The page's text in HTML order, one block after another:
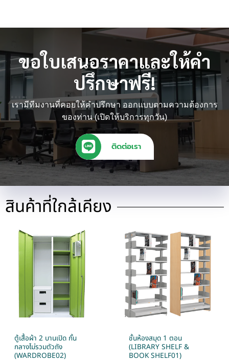
ขอใบเสนอราคาและให้คำ
ปรึกษาฟรี!
เรามีทีมงานที่คอยให้คำปรึกษา ออกแบบตามความต้องการ
ของท่าน (เปิดให้บริการทุกวัน)
ติดต่อเรา
สินค้าที่ใกล้เคียง
ตู้เสื้อผ้า 2 บานเปิด กั้น
กลางไม่รวมตัวถัง
(WARDROBE02)
ชั้นห้องสมุด 1 ตอน
(LIBRARY SHELF &
BOOK SHELF01)